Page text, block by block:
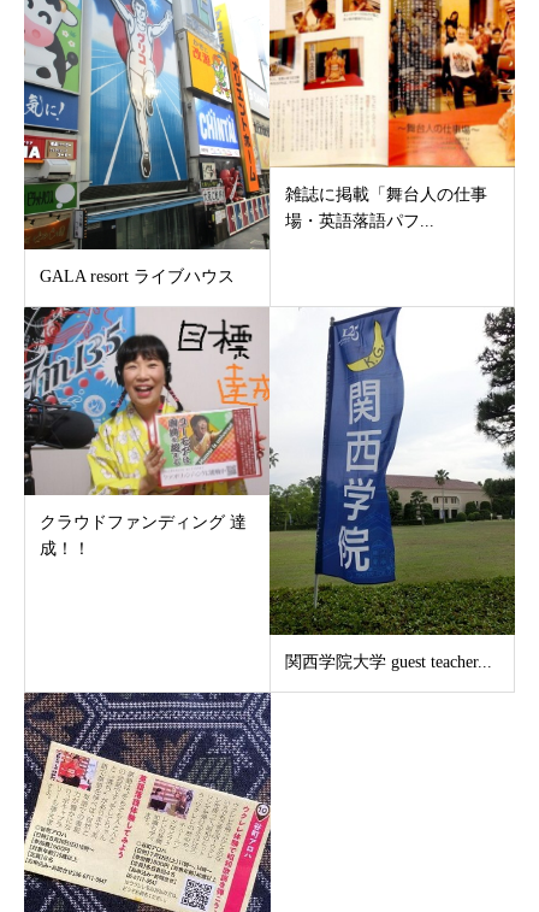
GALA resort ライブハウス
雑誌に掲載「舞台人の仕事
場・英語落語パフ...
クラウドファンディング 達
成！！
関西学院大学 guest teacher...